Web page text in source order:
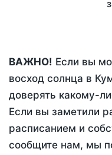
ВАЖНО! Если вы
восход солнца в
доверять какому-
Если вы заметили
расписанием и
сообщите нам, мы